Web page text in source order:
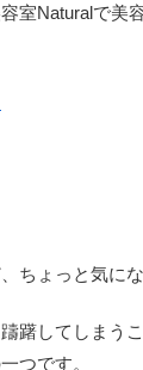
室Naturalで美
ちょっと気に
躇してしまう
つです。